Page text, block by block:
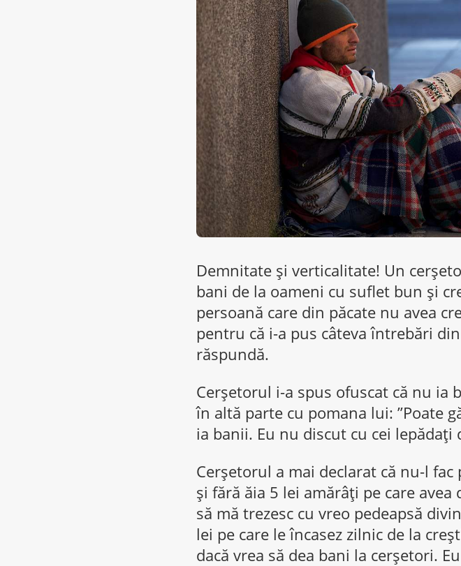
Demnitate și verticalitate! Un
bani de la oameni cu suflet bun și
persoană care din păcate nu avea
pentru că i-a pus câteva întrebări
răspundă.
Cerșetorul i-a spus ofuscat că nu ia
în altă parte cu pomana lui: ”Poate
ia banii. Eu nu discut cu cei lepădați
Cerșetorul a mai declarat că nu-l
și fără ăia 5 lei amărâți pe care
să mă trezesc cu vreo pedeapsă
lei pe care le încasez zilnic de la
dacă vrea să dea bani la cerșetori.